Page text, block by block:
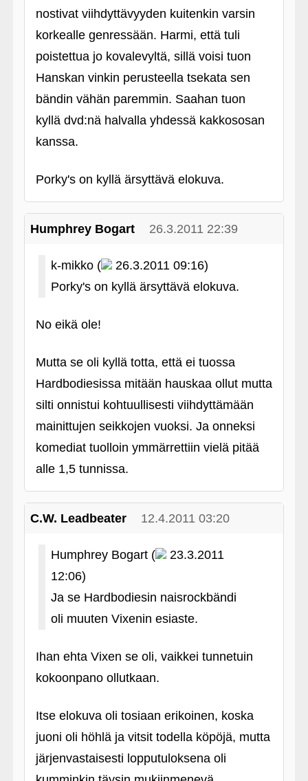
nostivat viihdyttävyyden kuitenkin varsin
korkealle genressään. Harmi, että tuli
poistettua jo kovalevyltä, sillä voisi tuon
Hanskan vinkin perusteella tsekata sen
bändin vähän paremmin. Saahan tuon
kyllä dvd:nä halvalla yhdessä kakkososan
kanssa.
Porky's on kyllä ärsyttävä elokuva.
Humphrey Bogart 26.3.2011 22:39
k-mikko (
26.3.2011 09:16)
Porky's on kyllä ärsyttävä elokuva.
No eikä ole!
Mutta se oli kyllä totta, että ei tuossa
Hardbodiesissa mitään hauskaa ollut mutta
silti onnistui kohtuullisesti viihdyttämään
mainittujen seikkojen vuoksi. Ja onneksi
komediat tuolloin ymmärrettiin vielä pitää
alle 1,5 tunnissa.
C.W. Leadbeater 12.4.2011 03:20
Humphrey Bogart (
23.3.2011
12:06)
Ja se Hardbodiesin naisrockbändi
oli muuten Vixenin esiaste.
Ihan ehta Vixen se oli, vaikkei tunnetuin
kokoonpano ollutkaan.
Itse elokuva oli tosiaan erikoinen, koska
juoni oli höhlä ja vitsit todella köpöjä, mutta
järjenvastaisesti lopputuloksena oli